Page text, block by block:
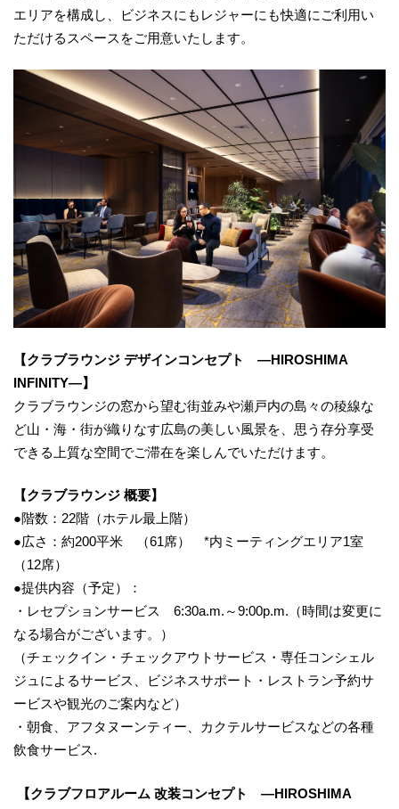
エリアを構成し、ビジネスにもレジャーにも快適にご利用い
ただけるスペースをご用意いたします。
【クラブラウンジ デザインコンセプト ―HIROSHIMA
INFINITY―】
クラブラウンジの窓から望む街並みや瀬戸内の島々の稜線な
ど山・海・街が織りなす広島の美しい風景を、思う存分享受
できる上質な空間でご滞在を楽しんでいただけます。
【クラブラウンジ 概要】
●階数：22階（ホテル最上階）
●広さ：約200平米 （61席） *内ミーティングエリア1室
（12席）
●提供内容（予定）：
・レセプションサービス 6:30a.m.～9:00p.m.（時間は変更に
なる場合がございます。）
（チェックイン・チェックアウトサービス・専任コンシェル
ジュによるサービス、ビジネスサポート・レストラン予約サ
ービスや観光のご案内など）
・朝食、アフタヌーンティー、カクテルサービスなどの各種
飲食サービス.
【クラブフロアルーム 改装コンセプト ―HIROSHIMA